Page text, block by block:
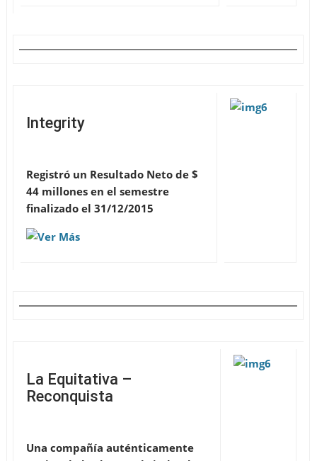
Integrity
Registró un Resultado Neto de $
44 millones en el semestre
finalizado el 31/12/2015
La Equitativa –
Reconquista
Una compañía auténticamente